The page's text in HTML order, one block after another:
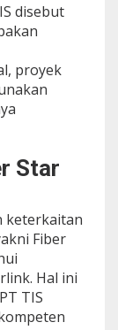
disebut
proyek
Star
keterkaitan
Fiber
Hal ini
TIS